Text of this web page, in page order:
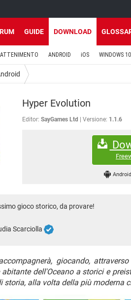
GUIDE DOWNLOAD
ANDROID iOS WINDOWS 10
Hyper Evolution
Editor: SayGames Ltd Versione: 1.1.6
Android
gioco storico, da provare!
Scarciolla
giocando,
abitante dell'Oceano a storici e
storia, alla volta della più moderna